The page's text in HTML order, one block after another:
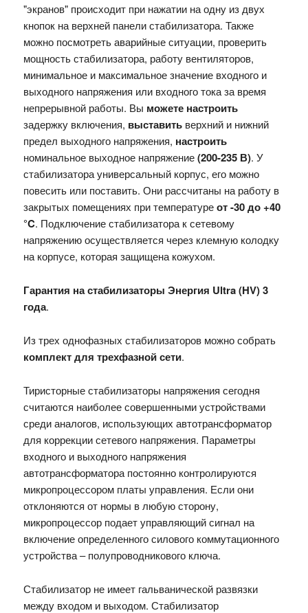
"экранов" происходит при нажатии на одну из двух
кнопок на верхней панели стабилизатора. Также
можно посмотреть аварийные ситуации, проверить
мощность стабилизатора, работу вентиляторов,
минимальное и максимальное значение входного и
выходного напряжения или входного тока за время
непрерывной работы. Вы можете настроить
задержку включения, выставитьверхний и нижний
предел выходного напряжения, настроить
номинальное выходное напряжение(200-235 В). У
стабилизатора универсальный корпус, его можно
повесить или поставить. Онирассчитаны на работу в
закрытых помещениях при температуреот -30 до +40
°C. Подключение стабилизатора к сетевому
напряжению осуществляется через клемную колодку
на корпусе, которая защищена кожухом.
Гарантия на стабилизаторы Энергия Ultra (HV) 3
года.
Из трех однофазных стабилизаторов можно собрать
комплект для трехфазной сети.
Тиристорные стабилизаторы напряжения сегодня
считаются наиболее совершенными устройствами
среди аналогов, использующих автотрансформатор
для коррекции сетевого напряжения. Параметры
входного и выходного напряжения
автотрансформатора постоянно контролируются
микропроцессором платы управления. Если они
отклоняются от нормы в любую сторону,
микропроцессор подает управляющий сигнал на
включение определенного силового коммутационного
устройства – полупроводникового ключа.
Стабилизатор не имеет гальванической развязки
между входом и выходом. Стабилизатор